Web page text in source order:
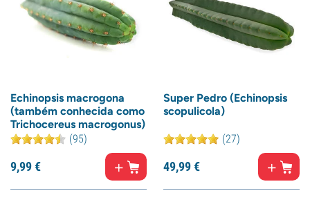
Echinopsis macrogona
(também conhecida como
Trichocereus macrogonus)
(95)
9,99€
Super Pedro (Echinopsis
scopulicola)
(27)
49,99€